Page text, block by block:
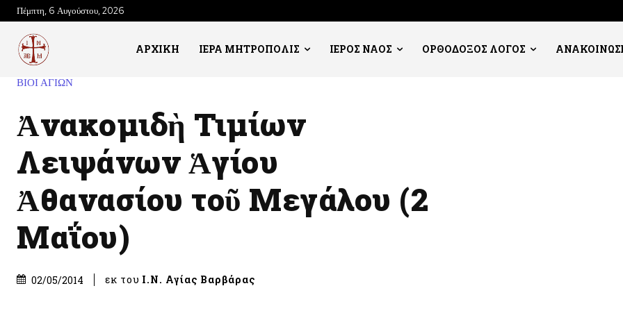
Πέμπτη, 6 Αυγούστου, 2026
ΑΡΧΙΚΗ ΙΕΡΑ ΜΗΤΡΟΠΟΛΙΣ ΙΕΡΟΣ ΝΑΟΣ ΟΡΘΟΔΟΞΟΣ ΛΟΓΟΣ
ΒΙΟΙ ΑΓΙΩΝ
Ἀνακομιδὴ Τιμίων
Λειψάνων Ἁγίου
Ἀθανασίου τοῦ Μεγάλου (2
Μαΐου)
02/05/2014 εκ του Ι.Ν. Αγίας Βαρβάρας